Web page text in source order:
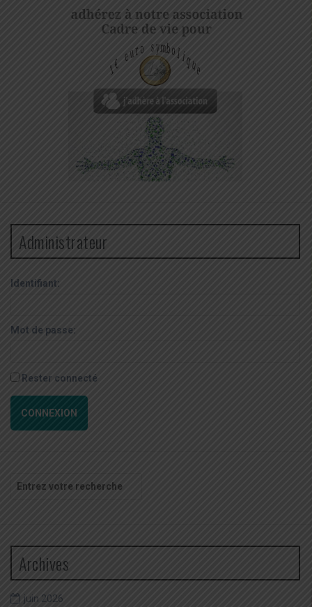
Administrateur
Identifiant:
Mot de passe:
Rester connecté
CONNEXION
pour
Archives
juin 2026